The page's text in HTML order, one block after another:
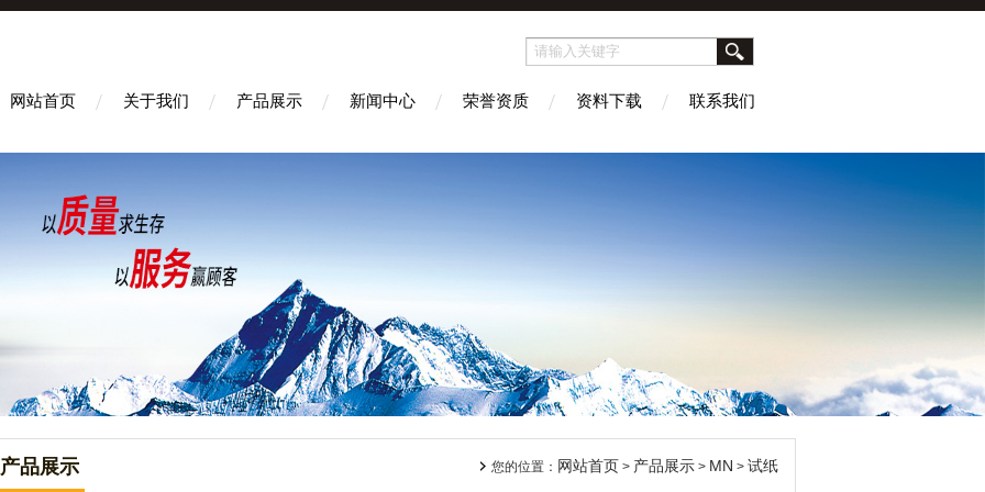
网站首页 关于我们 产品展示 新闻中心 荣誉资质 资料下载 联系我们
产品展示 您的位置： 网站首页 > 产品展示 > MN > 试纸